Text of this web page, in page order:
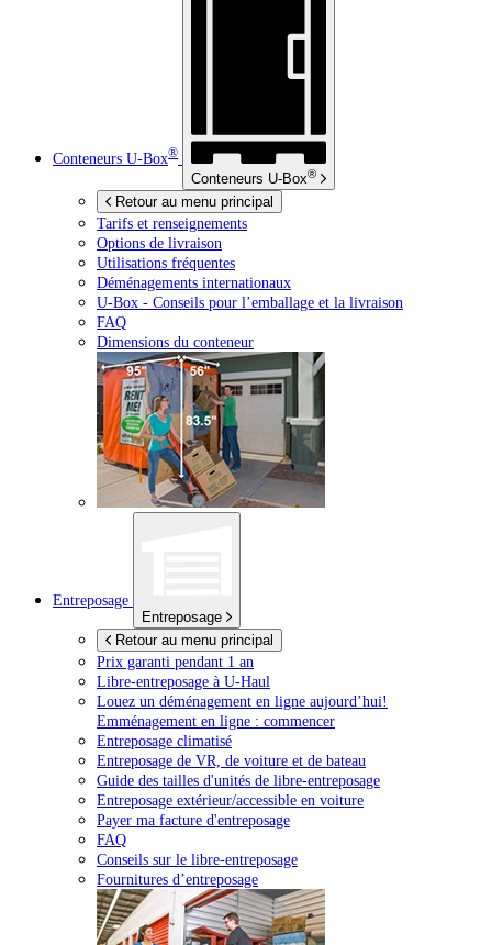
Conteneurs U-Box®
Conteneurs U-Box®
Retour au menu principal
Tarifs et renseignements
Options de livraison
Utilisations fréquentes
Déménagements internationaux
U-Box - Conseils pour l’emballage et la livraison
FAQ
Dimensions du conteneur
Entreposage
Entreposage
Retour au menu principal
Prix garanti pendant 1 an
Libre-entreposage à U-Haul
Louez un déménagement en ligne aujourd’hui!
Emménagement en ligne : commencer
Entreposage climatisé
Entreposage de VR, de voiture et de bateau
Guide des tailles d'unités de libre-entreposage
Entreposage extérieur/accessible en voiture
Payer ma facture d'entreposage
FAQ
Conseils sur le libre-entreposage
Fournitures d’entreposage